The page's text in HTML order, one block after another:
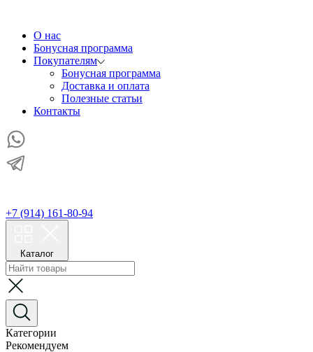
О нас
Бонусная программа
Покупателям
Бонусная программа
Доставка и оплата
Полезные статьи
Контакты
+7 (914) 161-80-94
Каталог
Категории
Рекомендуем